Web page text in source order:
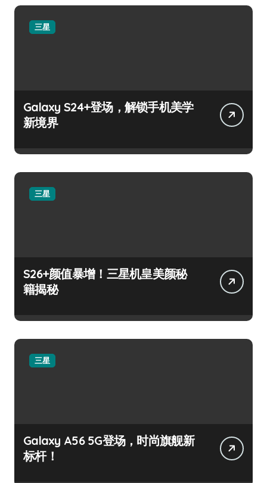
三星
Galaxy S24+登场，解锁手机美学
新境界
三星
S26+颜值暴增！三星机皇美颜秘
籍揭秘
三星
Galaxy A56 5G登场，时尚旗舰新
标杆！